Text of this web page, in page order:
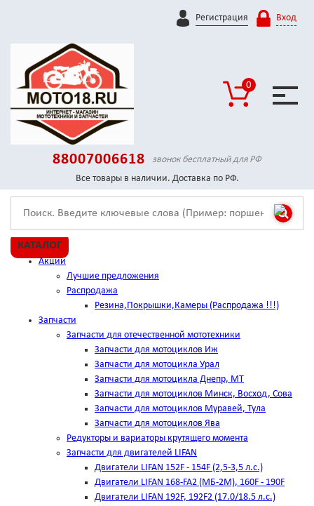
Регистрация Вход
0
88007006618
звонок бесплатный для РФ
Все товары в наличии. Доставка по РФ.
КАТАЛОГ
Акции
Лучшие предложения
Распродажа
Резина,Покрышки,Камеры (Распродажа !!!)
Запчасти
Запчасти для отечественной мототехники
Запчасти для мотоциклов Иж
Запчасти для мотоцикла Урал
Запчасти для мотоцикла Днепр, МТ
Запчасти для мотоциклов Минск, Восход, Сова
Запчасти для мотоциклов Муравей, Тула
Запчасти для мотоциклов Ява
Редукторы и вариаторы крутящего момента
Запчасти для двигателей LIFAN
Двигатели LIFAN 152F - 154F (2,5-3,5 л.с.)
Двигатели LIFAN 168-FA2 (МБ-2М), 160F - 190F
Двигатели LIFAN 192F, 192F2 (17.0/18.5 л.с.)